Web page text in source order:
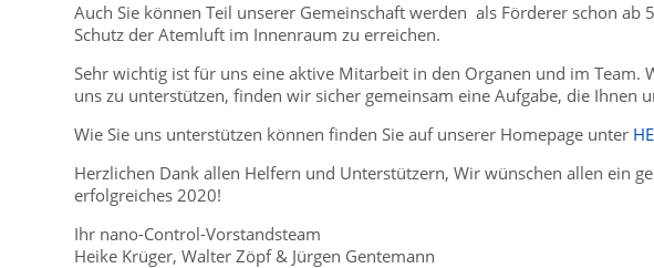
Auch Sie können Teil unserer Gemeinschaft werden als Förderer schon ab
Schutz der Atemluft im Innenraum zu erreichen.
Sehr wichtig ist für uns eine aktive Mitarbeit in den Organen und im Team.
uns zu unterstützen, finden wir sicher gemeinsam eine Aufgabe, die Ihnen
Wie Sie uns unterstützen können finden Sie auf unserer Homepage unter
Herzlichen Dank allen Helfern und Unterstützern, Wir wünschen allen ein
erfolgreiches 2020!
Ihr nano-Control-Vorstandsteam
Heike Krüger, Walter Zöpf & Jürgen Gentemann